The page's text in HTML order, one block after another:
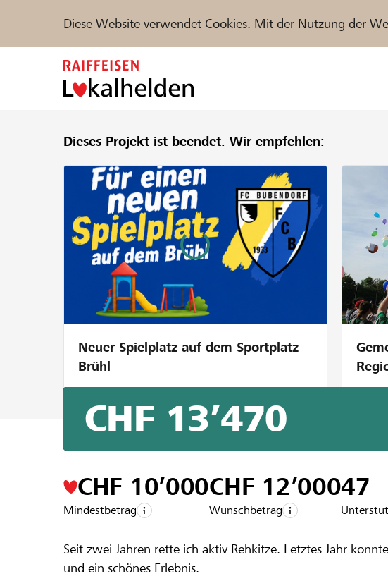
Diese Website verwendet Cookies. Mit der Nutzung der
Unterstützen Hilfe & Support Partner /
Projekte und Organisationen finden
FR IT
Dieses Projekt ist beendet. Wir empfehlen:
Neuer Spielplatz auf dem Sportplatz
Brühl
Rehkitzrettung
Ein Projekt aus der Region derRaiffeisenbank
Seit zwei Jahren rette ich aktiv Rehkitze. Letztes Jahr
und ein schönes Erlebnis.
CHF 13’470
CHF 10’000
Mindestbetrag
CHF 12’000
Wunschbetrag
47